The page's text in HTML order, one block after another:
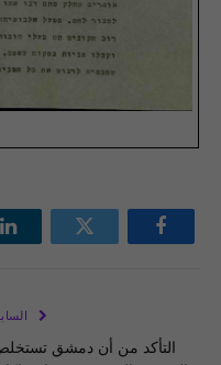
فيسبوك تويتر
التأكد من أن دمشق